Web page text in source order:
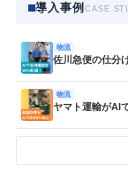
導入事例CASE
物流
佐川急便の仕分
物流
ヤマト運輸がAI